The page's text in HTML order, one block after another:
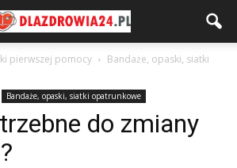
pierwszej pomocy
Bandaże, opaski, siatki
Bandaże, opaski, siatki opatrunkowe
do zmiany